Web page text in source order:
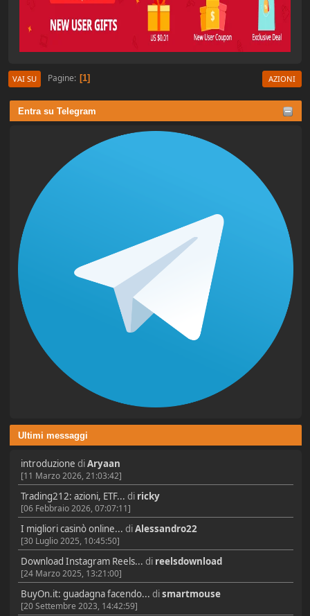
Entra su Telegram
Ultimi messaggi
introduzione diAryaan
[11 Marzo 2026, 21:03:42]
Trading212: azioni, ETF... di ricky
[06 Febbraio 2026, 07:07:11]
I migliori casinò online... diAlessandro22
[30 Luglio 2025, 10:45:50]
Download Instagram Reels... di reelsdownload
[24 Marzo 2025, 13:21:00]
BuyOn.it: guadagna facendo... dismartmouse
[20 Settembre 2023, 14:42:59]
VAI SU Pagine 1 AZIONI